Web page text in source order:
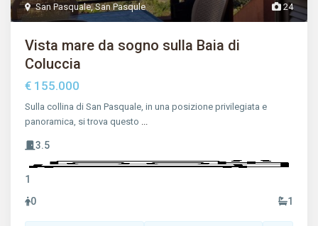
24
San Pasquale,San Pasqule
Vista mare da sogno sulla Baia di
Coluccia
€ 155.000
Sulla collina di San Pasquale, in una posizione privilegiata e
panoramica, si trova questo
3.5
1
0
1